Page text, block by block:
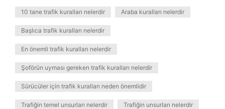
10 tane trafik kuralları nelerdir Araba kuralları nelerdir
Başlıca trafik kuralları nelerdir
En önemli trafik kuralları nelerdir
Şoförün uyması gereken trafik kuralları nelerdir
Sürücüler için trafik kuralları neden önemlidir
Trafiğin temel unsurları nelerdir Trafiğin unsurları nelerdir